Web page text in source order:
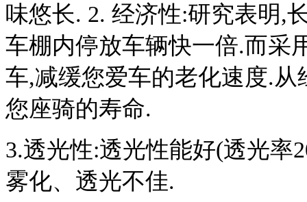
味悠长. 2. 经济性:研究表明,
车棚内停放车辆快一倍.而采
车,减缓您爱车的老化速度.
您座骑的寿命.
3.透光性:透光性能好(透光率
雾化、透光不佳.